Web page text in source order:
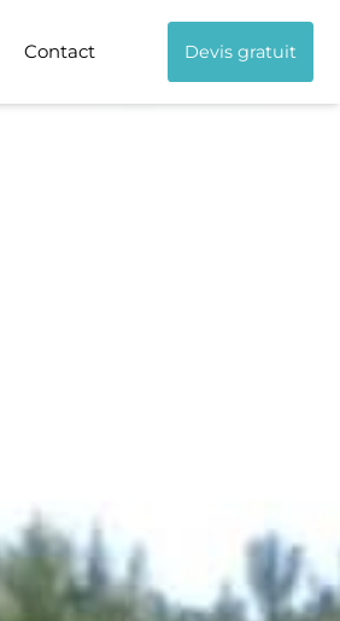
Contact Devis gratuit